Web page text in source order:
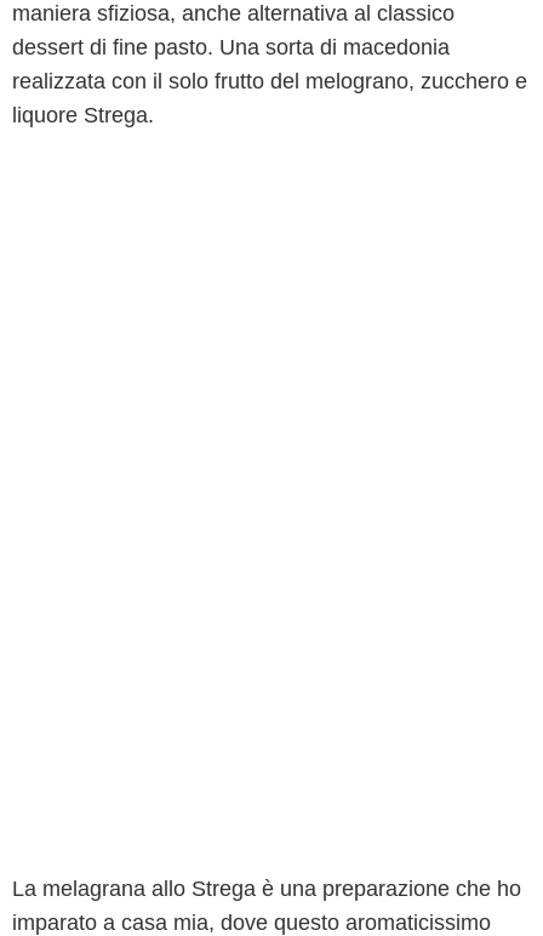
maniera sfiziosa, anche alternativa al classico
dessert di fine pasto. Una sorta di macedonia
realizzata con il solo frutto del melograno, zucchero e
liquore Strega.
La melagrana allo Strega è una preparazione che ho
imparato a casa mia, dove questo aromaticissimo